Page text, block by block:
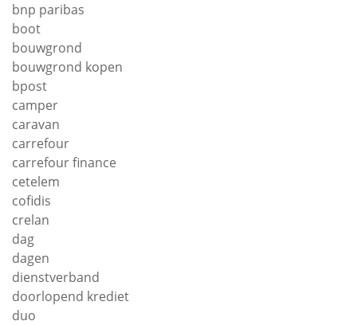
bnp paribas
boot
bouwgrond
bouwgrond kopen
bpost
camper
caravan
carrefour
carrefour finance
cetelem
cofidis
crelan
dag
dagen
dienstverband
doorlopend krediet
duo